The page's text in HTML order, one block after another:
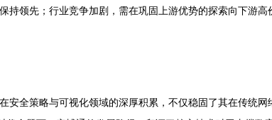
持领先；行业竞争加剧，需在巩固上游优势的探索向下游
安全策略与可视化领域的深厚积累，不仅稳固了其在传统